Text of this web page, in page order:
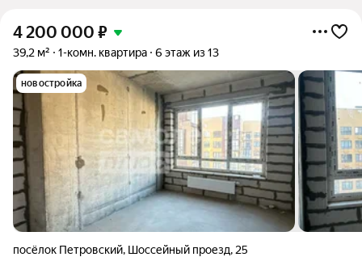
4 200 000 ₽
39,2 м² 1-комн. квартира 6 этаж из 13
новостройка
посёлок Петровский, Шоссейный проезд, 25